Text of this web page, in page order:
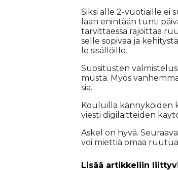
Sik­si al­le 2-vuo­ti­ail­le ei
laan enin­tään tun­ti
tar­vit­ta­es­sa ra­joit­taa
sel­le so­pi­vaa ja
le si­säl­löil­le.
Suo­si­tus­ten
mus­ta. Myös
sia.
Kou­luil­la kän­ny­köi­den
vies­ti di­gi­lait­tei­den
As­kel on hyvä.
voi miet­tiä omaa